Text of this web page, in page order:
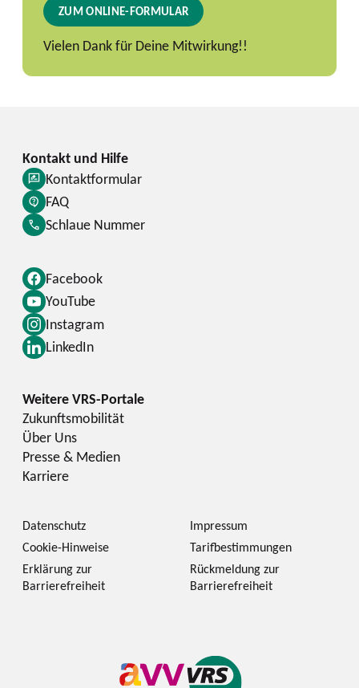
ZUM ONLINE-FORMULAR
Vielen Dank für Deine Mitwirkung!!
Facebook
YouTube
Instagram
LinkedIn
Kontaktformular
FAQ
Schlaue Nummer
Zukunftsmobilität
Über Uns
Presse & Medien
Karriere
Datenschutz
Impressum
Cookie-Hinweise
Tarifbestimmungen
Erklärung zur
Barrierefreiheit
Rückmeldung zur
Barrierefreiheit